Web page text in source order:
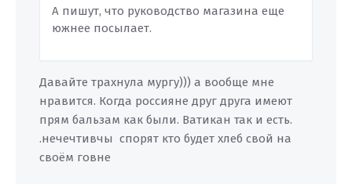
А пишут, что руководство магазина еще
южнее посылает.
Давайте трахнула мургу))) а вообще мне
нравится. Когда россияне друг друга имеют
прям бальзам как были. Ватикан так и есть.
.нечечтивчы спорят кто будет хлеб свой на
своём говне